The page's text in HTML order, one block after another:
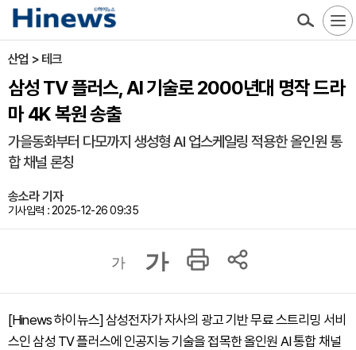
산업 > 테크
삼성 TV 플러스, AI 기술로 2000년대 명작 드라
마 4K 복원 송출
가을동화부터 다모까지 생성형 AI 업스케일링 적용한 올인원 통
합 채널 론칭
송소라 기자
기사입력 : 2025-12-26 09:35
가 가
[Hinews 하이뉴스] 삼성전자가 자사의 광고 기반 무료 스트리밍 서비
스인 삼성 TV 플러스에 인공지능 기술을 접목한 올인원 AI 통합 채널